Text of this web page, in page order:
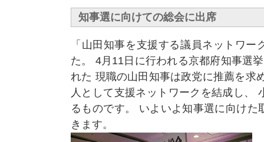
知事選に向けての総会に出席
「山田知事を支援する議員ネットワー
た。 4月11日に行われる京都府知事選
れた 現職の山田知事は政党に推薦を求
人として支援ネットワークを結成し、
るものです。 いよいよ知事選に向けた
きます。